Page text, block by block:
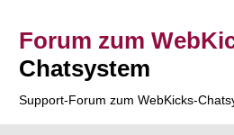
Forum zum
Chatsystem
Support-Forum zum WebKicks-